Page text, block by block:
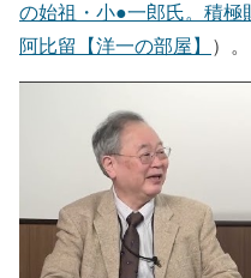
の始祖・小●一郎氏。積極
阿比留【洋一の部屋】 ）。